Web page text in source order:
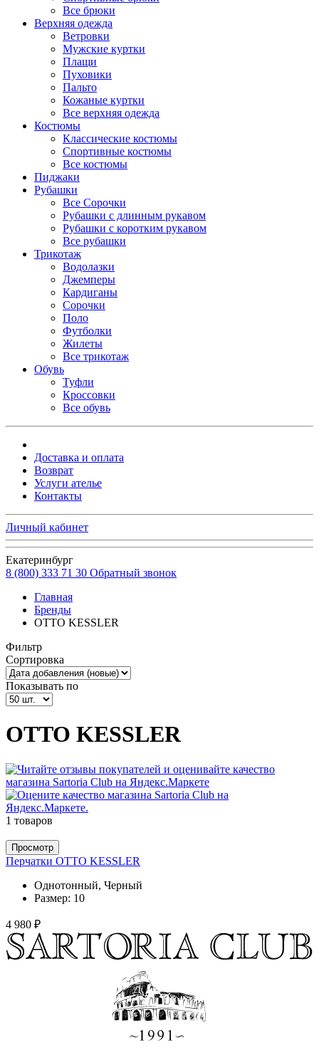
Все брюки
Верхняя одежда
Ветровки
Мужские куртки
Плащи
Пуховики
Пальто
Кожаные куртки
Все верхняя одежда
Костюмы
Классические костюмы
Спортивные костюмы
Все костюмы
Пиджаки
Рубашки
Все Сорочки
Рубашки с длинным рукавом
Рубашки с коротким рукавом
Все рубашки
Трикотаж
Водолазки
Джемперы
Кардиганы
Сорочки
Поло
Футболки
Жилеты
Все трикотаж
Обувь
Туфли
Кроссовки
Все обувь
Доставка и оплата
Возврат
Услуги ателье
Контакты
Личный кабинет
Екатеринбург
8 (800) 333 71 30 Обратный звонок
Главная
Бренды
OTTO KESSLER
Фильтр
Сортировка
Показывать по
OTTO KESSLER
1 товаров
Просмотр
Перчатки OTTO KESSLER
Однотонный, Черный
Размер: 10
4 980 ₽